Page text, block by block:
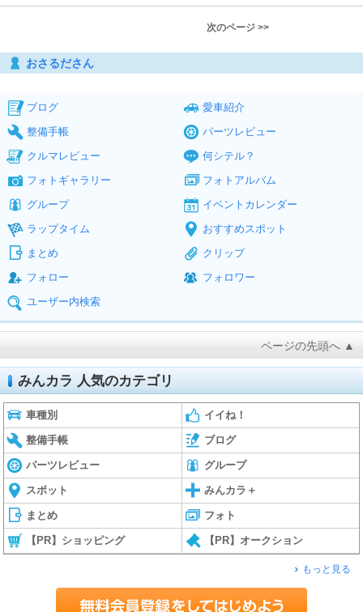
次のページ >>
おさるださん
ブログ
愛車紹介
整備手帳
パーツレビュー
クルマレビュー
何シテル？
フォトギャラリー
フォトアルバム
グループ
イベントカレンダー
ラップタイム
おすすめスポット
まとめ
クリップ
フォロー
フォロワー
ユーザー内検索
ページの先頭へ ▲
みんカラ 人気のカテゴリ
車種別 イイね！
整備手帳 ブログ
パーツレビュー グループ
スポット みんカラ＋
まとめ フォト
【PR】ショッピング 【PR】オークション
もっと見る